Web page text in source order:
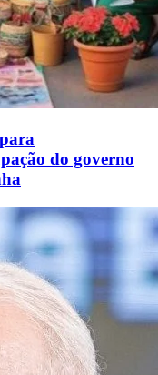
do governo